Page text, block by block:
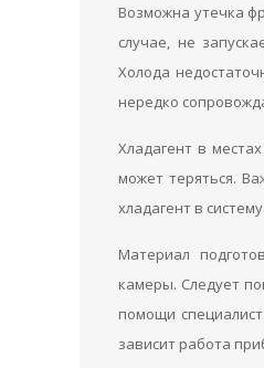
Возможна утечка
случае, не
Холода
нередко
Хладагент в
может теряться.
хладагент в систему.
Материал
камеры. Следует
помощи
зависит работа